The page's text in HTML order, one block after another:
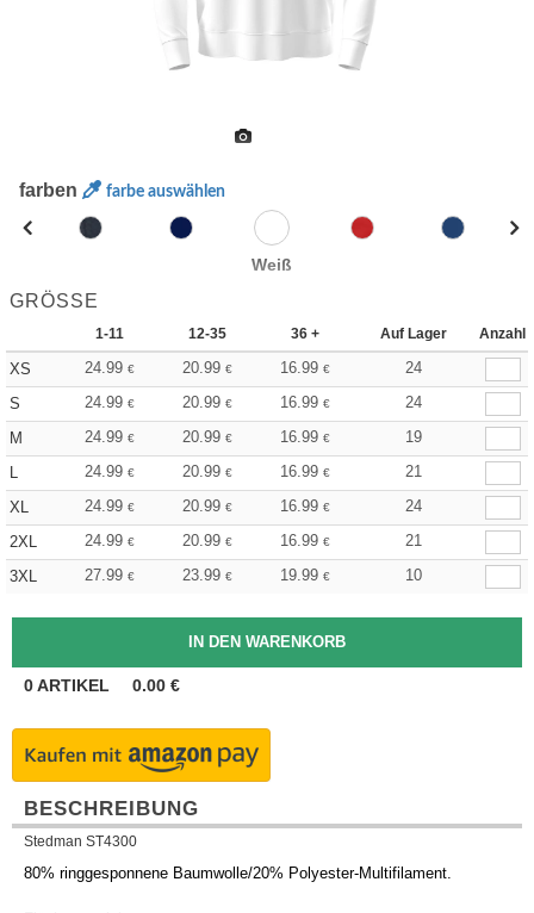
farben farbe auswählen
Weiß
GRÖSSE
1-11 12-35 36 + Auf Lager Anzahl
XS 24.99 € 20.99 € 16.99 €
24
S
24.99 € 20.99 € 16.99 €
24
M
24.99 € 20.99 € 16.99 €
19
L
24.99 € 20.99 € 16.99 €
21
XL
24.99 € 20.99 € 16.99 €
24
2XL
24.99 € 20.99 € 16.99 €
21
3XL
27.99 € 23.99 € 19.99 € 10
0ARTIKEL 0.00 €
BESCHREIBUNG
Stedman ST4300
80% ringgesponnene Baumwolle/20% Polyester-Multifilament.